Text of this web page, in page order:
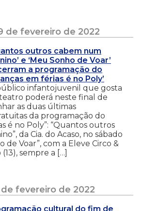
de fevereiro de 2022
outros cabem num
e ‘Meu Sonho de Voar’
a programação do
em férias é no Poly’
infantojuvenil que gosta
poderá neste final de
as duas últimas
da programação do
é no Poly”: “Quantos outros
da Cia. do Acaso, no sábado
de Voar”, com a Eleve Circo &
sempre a […]
fevereiro de 2022
cultural do fim de